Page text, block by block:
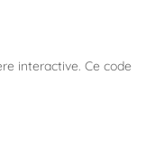
interactive. Ce code